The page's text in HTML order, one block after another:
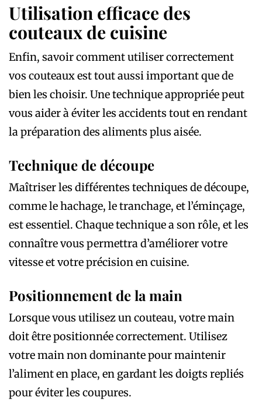
Utilisation efficace des
couteaux de cuisine
Enfin, savoir comment utiliser correctement
vos couteaux est tout aussi important que de
bien les choisir. Une technique appropriée peut
vous aider à éviter les accidents tout en rendant
la préparation des aliments plus aisée.
Technique de découpe
Maîtriser les différentes techniques de découpe,
comme le hachage, le tranchage, et l’éminçage,
est essentiel. Chaque technique a son rôle, et les
connaître vous permettra d’améliorer votre
vitesse et votre précision en cuisine.
Positionnement de la main
Lorsque vous utilisez un couteau, votre main
doit être positionnée correctement. Utilisez
votre main non dominante pour maintenir
l’aliment en place, en gardant les doigts repliés
pour éviter les coupures.